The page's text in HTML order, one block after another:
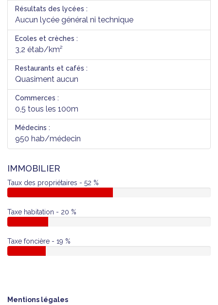
Résultats des lycées :
Aucun lycée général ni technique
Ecoles et crèches :
3,2 étab/km²
Restaurants et cafés :
Quasiment aucun
Commerces :
0,5 tous les 100m
Médecins :
950 hab/médecin
IMMOBILIER
Taux des propriétaires - 52 %
Taxe habitation - 20 %
Taxe foncière - 19 %
Mentions légales